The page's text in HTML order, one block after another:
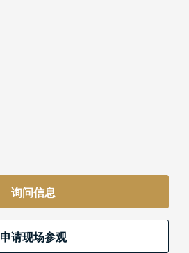
询问信息
申请现场参观